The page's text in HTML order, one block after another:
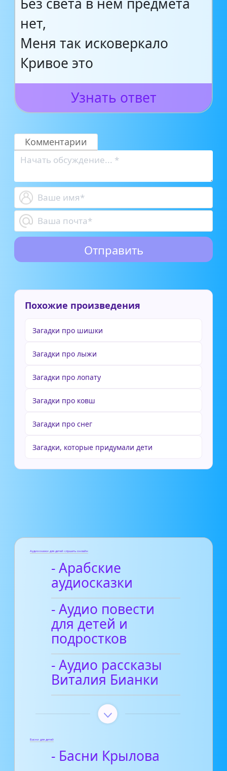
Без света в нём предмета
нет,
Меня так исковеркало
Кривое это
Узнать ответ
Комментарии
Похожие произведения
Загадки про шишки
Загадки про лыжи
Загадки про лопату
Загадки про ковш
Загадки про снег
Загадки, которые придумали дети
Аудиосказки для детей слушать онлайн
- Арабские
аудиосказки
- Аудио повести
для детей и
подростков
- Аудио рассказы
Виталия Бианки
Басни для детей
- Басни Крылова